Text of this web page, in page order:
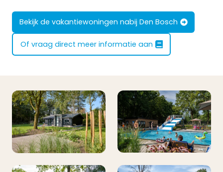
Bekijk de vakantiewoningen nabij Den Bosch
Of vraag direct meer informatie aan